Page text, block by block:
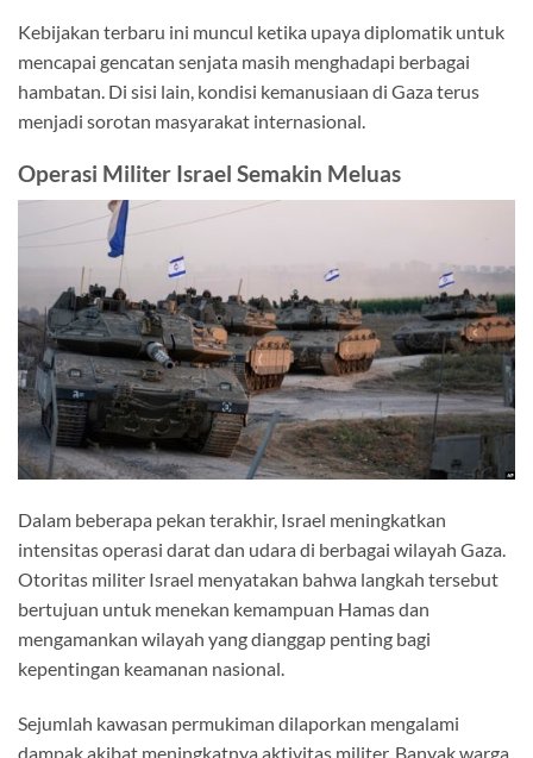
Kebijakan terbaru ini muncul ketika upaya diplomatik untuk
mencapai gencatan senjata masih menghadapi berbagai
hambatan. Di sisi lain, kondisi kemanusiaan di Gaza terus
menjadi sorotan masyarakat internasional.
Operasi Militer Israel Semakin Meluas
Dalam beberapa pekan terakhir, Israel meningkatkan
intensitas operasi darat dan udara di berbagai wilayah Gaza.
Otoritas militer Israel menyatakan bahwa langkah tersebut
bertujuan untuk menekan kemampuan Hamas dan
mengamankan wilayah yang dianggap penting bagi
kepentingan keamanan nasional.
Sejumlah kawasan permukiman dilaporkan mengalami
dampak akibat meningkatnya aktivitas militer. Banyak warga